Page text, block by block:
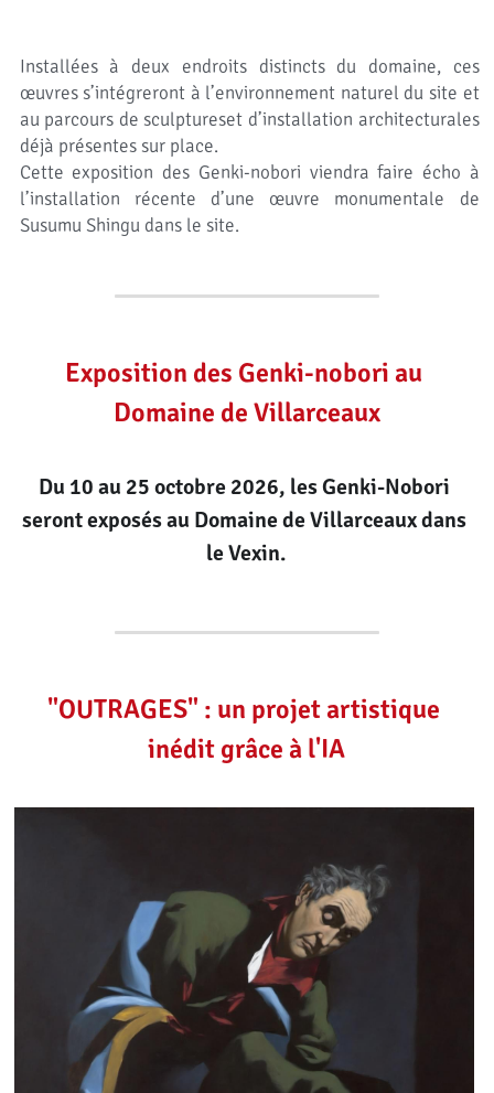
Installées à deux endroits distincts du domaine, ces
œuvres s’intégreront à l’environnement naturel du site et
au parcours de sculptureset d’installation architecturales
déjà présentes sur place.
Cette exposition des Genki-nobori viendra faire écho à
l’installation récente d’une œuvre monumentale de
Susumu Shingu dans le site.
Exposition des Genki-nobori au
Domaine de Villarceaux
Du 10 au 25 octobre 2026, les Genki-Nobori
seront exposés au Domaine de Villarceaux dans
le Vexin.
"OUTRAGES" : un projet artistique
inédit grâce à l'IA